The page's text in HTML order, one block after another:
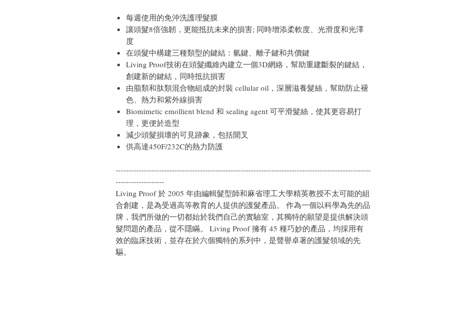
每週使用的免沖洗護理髮膜
讓頭髮8倍強韌，更能抵抗未來的損害; 同時增添柔軟度、光滑度和光澤
度
在頭髮中構建三種類型的鍵結：氫鍵、離子鍵和共價鍵
Living Proof技術在頭髮纖維內建立一個3D網絡，幫助重建斷裂的鍵結，
創建新的鍵結，同時抵抗損害
由脂類和肽類混合物組成的封裝 cellular oil，深層滋養髮絲，幫助防止褪
色、熱力和紫外線損害
Biomimetic emollient blend 和 sealing agent 可平滑髮絲，使其更容易打
理，更便於造型
減少頭髮損壞的可見跡象，包括開叉
供高達450F/232C的熱力防護
----------------------------------------------------------------------------------------------------
-------------------
Living Proof 於 2005 年由編輯髮型師和麻省理工大學精英教授不太可能的組
合創建，是為受過高等教育的人提供的護髮產品。 作為一個以科學為先的品
牌，我們所做的一切都始於我們自己的實驗室，其獨特的願望是提供解決頭
髮問題的產品，從不隱瞞。 ‌Living Proof 擁有 45 種巧妙的產品，均採用有
效的臨床技術，並存在於六個獨特的系列中，是聲譽卓著的護髮領域的先
驅。